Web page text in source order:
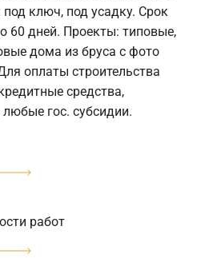
ключ, под усадку. Срок
60 дней. Проекты: типовые,
дома из бруса с фото
оплаты строительства
средства,
гос. субсидии.
работ